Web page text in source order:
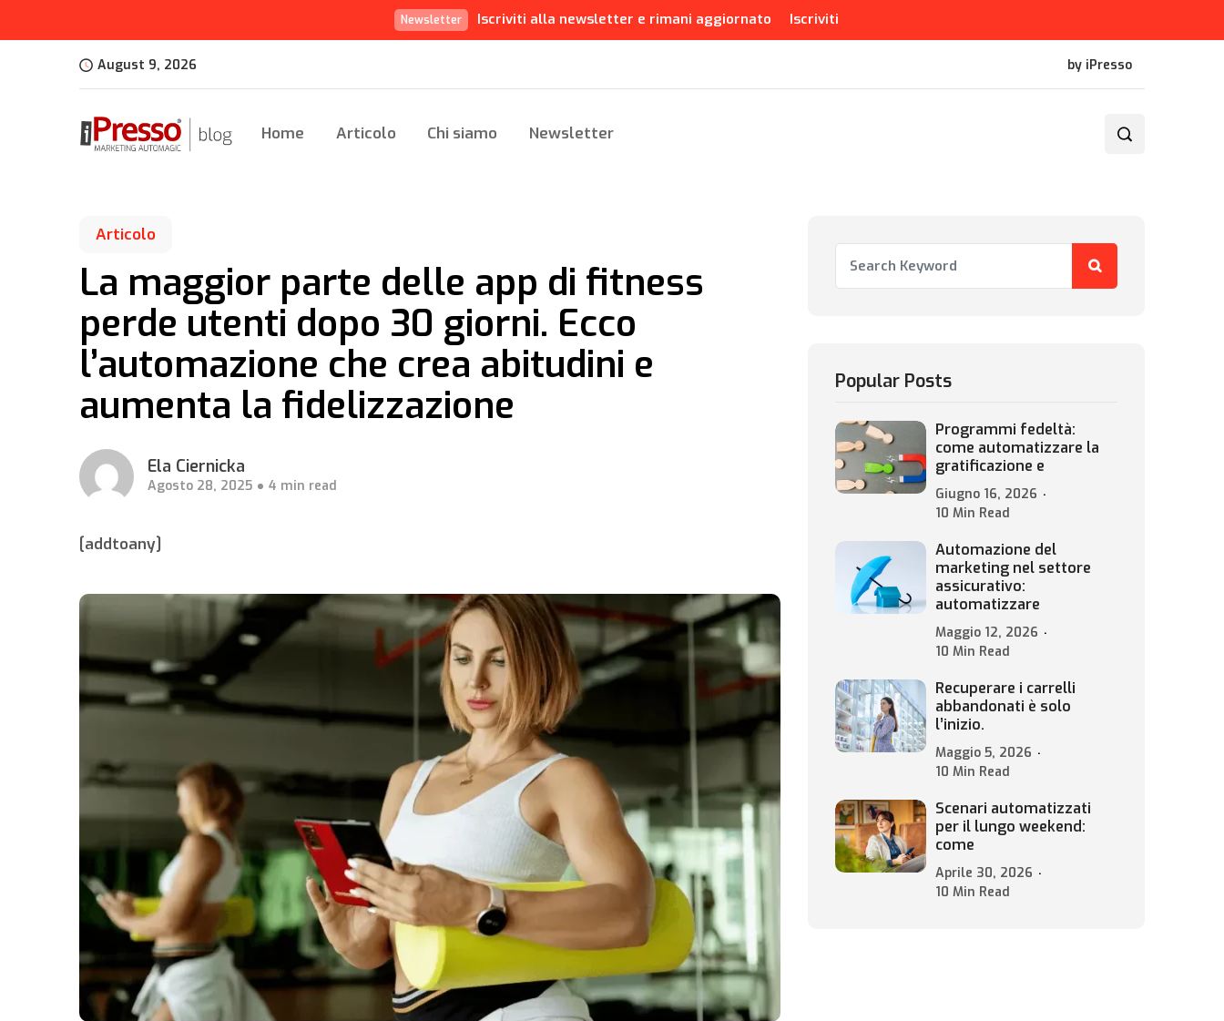
Newsletter Iscriviti alla newsletter e rimani aggiornato Iscriviti
August 9, 2026 by iPresso
Home Articolo Chi siamo Newsletter
Articolo
La maggior parte delle app di fitness
perde utenti dopo 30 giorni. Ecco
l’automazione che crea abitudini e
aumenta la fidelizzazione
Ela Ciernicka
Agosto 28, 2025 4 min read
[addtoany]
Popular Posts
Programmi fedeltà:
come automatizzare la
gratificazione e
Giugno 16, 2026
10 Min Read
Automazione del
marketing nel settore
assicurativo:
automatizzare
Maggio 12, 2026
10 Min Read
Recuperare i carrelli
abbandonati è solo
l’inizio.
Maggio 5, 2026
10 Min Read
Scenari automatizzati
per il lungo weekend:
come
Aprile 30, 2026
10 Min Read